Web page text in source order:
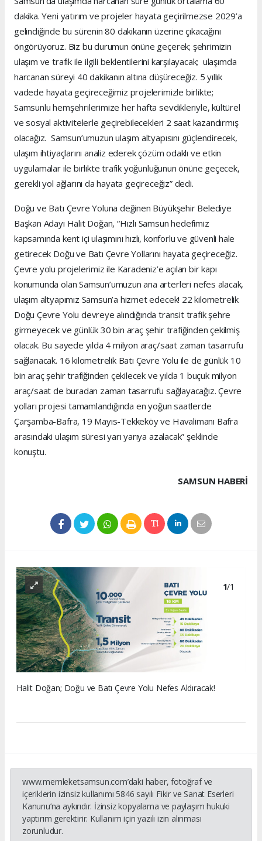
dakika. Yeni yatırım ve projeler hayata geçirilmezse 2029’a
gelindiğinde bu sürenin 80 dakikanın üzerine çıkacağını
öngörüyoruz. Biz bu durumun önüne geçerek; şehrimizin
ulaşım ve trafik ile ilgili beklentilerini karşılayacak; ulaşımda
harcanan süreyi 40 dakikanın altına düşüreceğiz. 5 yıllık
vadede hayata geçireceğimiz projelerimizle birlikte;
Samsunlu hemşehrilerimize her hafta sevdikleriyle, kültürel
ve sosyal aktivitelerle geçirebilecekleri 2 saat kazandırmış
olacağız. Samsun’umuzun ulaşım altyapısını güçlendirecek,
ulaşım ihtiyaçlarını analiz ederek çözüm odaklı ve etkin
uygulamalar ile birlikte trafik yoğunluğunun önüne geçecek,
gerekli yol ağlarını da hayata geçireceğiz” dedi.
Doğu ve Batı Çevre Yoluna değinen Büyükşehir Belediye
Başkan Adayı Halit Doğan, “Hızlı Samsun hedefimiz
kapsamında kent içi ulaşımını hızlı, konforlu ve güvenli hale
getirecek Doğu ve Batı Çevre Yollarını hayata geçireceğiz.
Çevre yolu projelerimiz ile Karadeniz’e açılan bir kapı
konumunda olan Samsun’umuzun ana arterleri nefes alacak,
ulaşım altyapımız Samsun’a hizmet edecek! 22 kilometrelik
Doğu Çevre Yolu devreye alındığında transit trafik şehre
girmeyecek ve günlük 30 bin araç şehir trafiğinden çekilmiş
olacak. Bu sayede yılda 4 milyon araç/saat zaman tasarrufu
sağlanacak. 16 kilometrelik Batı Çevre Yolu ile de günlük 10
bin araç şehir trafiğinden çekilecek ve yılda 1 buçuk milyon
araç/saat de buradan zaman tasarrufu sağlayacağız. Çevre
yolları projesi tamamlandığında en yoğun saatlerde
Çarşamba-Bafra, 19 Mayıs-Tekkeköy ve Havalimanı Bafra
arasındaki ulaşım süresi yarı yarıya azalacak” şeklinde
konuştu.
SAMSUN HABERİ
1/1
Halit Doğan; Doğu ve Batı Çevre Yolu Nefes Aldıracak!
www.memleketsamsun.com’daki haber, fotoğraf ve
içeriklerin izinsiz kullanımı 5846 sayılı Fikir ve Sanat Eserleri
Kanunu’na aykırıdır. İzinsiz kopyalama ve paylaşım hukuki
yaptırım gerektirir. Kullanım için yazılı izin alınması
zorunludur.